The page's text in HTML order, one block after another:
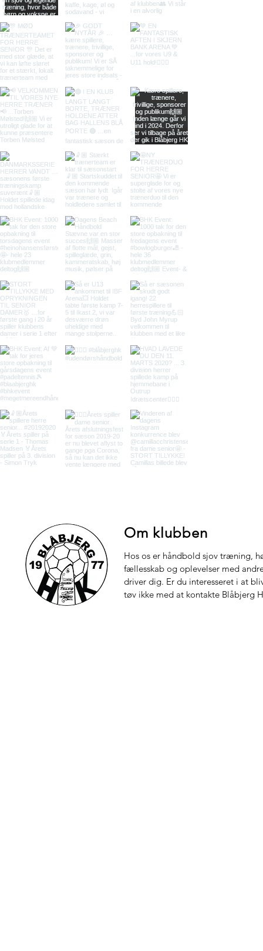
Om klubben
Hos os er håndbold sjov træning,
fællesskab og oplevelser med
driver dig. Er du interesseret i at
tøv ikke med at kontakte Blåbjerg